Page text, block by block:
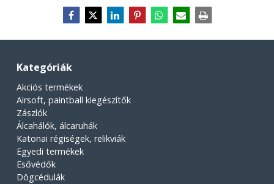
Kategóriák
Akciós termékek
Airsoft, paintball kiegészítők
Zászlók
Álcahálók, álcaruhák
Katonai régiségek, relikviák
Egyedi termékek
Esővédők
Dögcédulák